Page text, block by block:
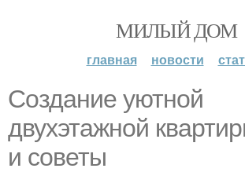
МИЛЫЙ ДОМ
главная новости
Создание уютной
двухэтажной
и советы